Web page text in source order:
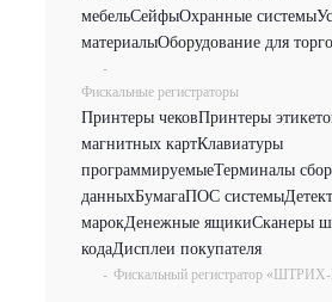
мебельСейфыОхранные системы
материалыОборудование для
-
Фискальные регистраторы
Принтеры чековПринтеры
магнитных картКлавиатуры
программируемыеТерминалы
данныхБумагаПОС системы
марокДенежные ящикиСканеры
кодаДисплеи покупателя
- Фискальный регистратор